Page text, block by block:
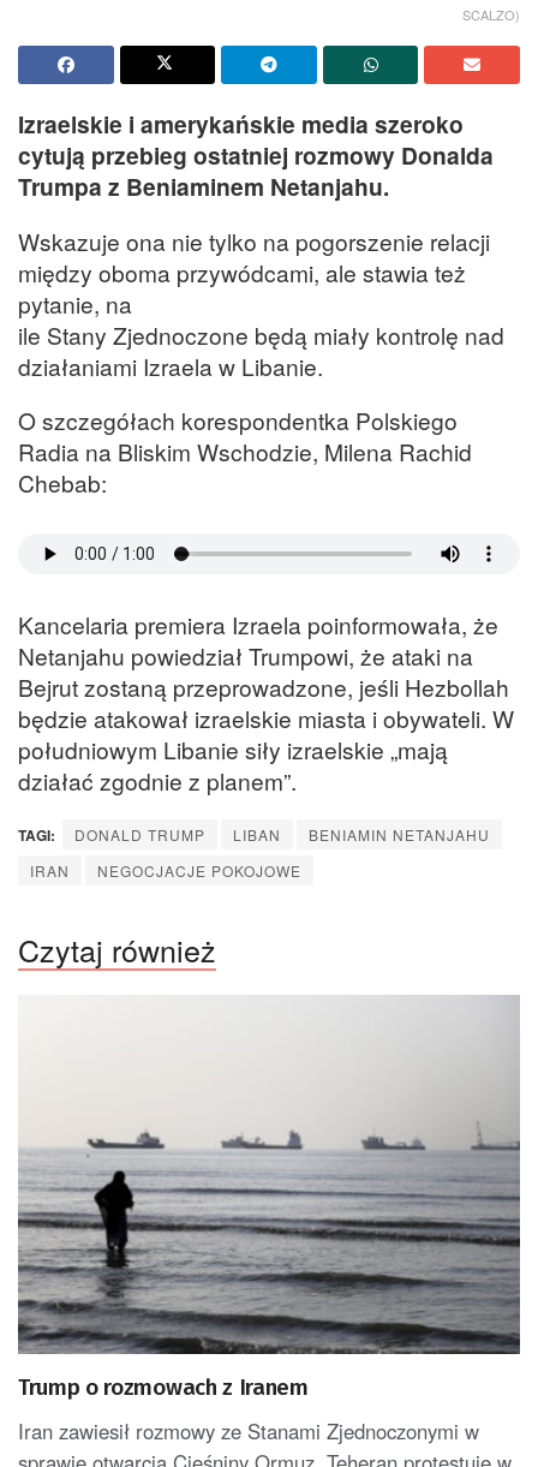
SCALZO)
Izraelskie i amerykańskie media szeroko
cytują przebieg ostatniej rozmowy Donalda
Trumpa z Beniaminem Netanjahu.
Wskazuje ona nie tylko na pogorszenie relacji
między oboma przywódcami, ale stawia też
pytanie, na
ile Stany Zjednoczone będą miały kontrolę nad
działaniami Izraela w Libanie.
O szczegółach korespondentka Polskiego
Radia na Bliskim Wschodzie, Milena Rachid
Chebab:
Kancelaria premiera Izraela poinformowała, że
Netanjahu powiedział Trumpowi, że ataki na
Bejrut zostaną przeprowadzone, jeśli Hezbollah
będzie atakował izraelskie miasta i obywateli. W
południowym Libanie siły izraelskie „mają
działać zgodnie z planem”.
TAGI: DONALD TRUMP LIBAN
BENIAMIN NETANJAHU
IRAN
NEGOCJACJE POKOJOWE
Czytaj również
Trump o rozmowach z Iranem
Iran zawiesił rozmowy ze Stanami Zjednoczonymi w